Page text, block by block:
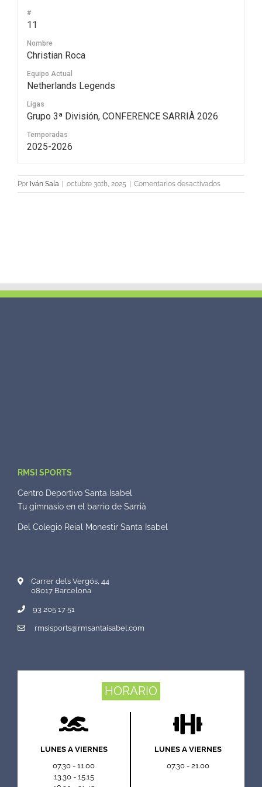
#
11
Nombre
Christian Roca
Equipo Actual
Netherlands Legends
Ligas
Grupo 3ª División, CONFERENCE SARRIÀ 2026
Temporadas
2025-2026
Por Iván Sala octubre 30th, 2025 Comentarios desactivadosen
11
RMSI SPORTS
Centro Deportivo Santa Isabel
Tu gimnasio en el barrio de Sarrià
Del Colegio Reial Monestir Santa Isabel
Carrer dels Vergós, 44
08017 Barcelona
93 205 17 51
rmsisports@rmsantaisabel.com
HORARIO
LUNES A VIERNES
07.30 - 11.00
13.30 - 15.15
LUNES A VIERNES
07.30 - 21.00